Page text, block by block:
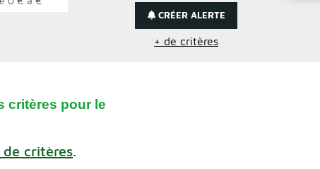
CRÉER ALERTE
+ de critères
critères pour le
de critères.